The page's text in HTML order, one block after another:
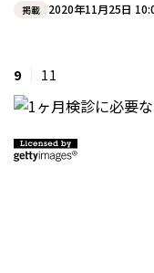
掲載 2020年11月25日
9 11